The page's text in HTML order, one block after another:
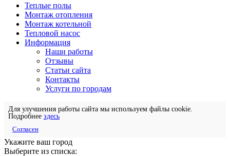
Теплые полы
Монтаж отопления
Монтаж котельной
Тепловой насос
Информация
Наши работы
Отзывы
Статьи сайта
Контакты
Услуги по городам
Для улучшения работы сайта мы используем файлы cookie.
Подробнее здесь
Согласен
Укажите ваш город
Выберите из списка: